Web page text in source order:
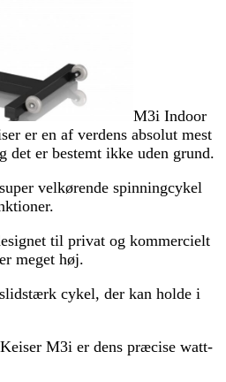
M3i Indoor
er en af verdens absolut mest
det er bestemt ikke uden grund.
velkørende spinningcykel
til privat og kommercielt
meget høj.
cykel, der kan holde i
M3i er dens præcise watt-